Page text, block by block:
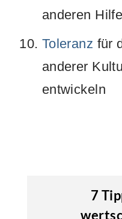
anderen
Toleranz für
anderer
entwickeln